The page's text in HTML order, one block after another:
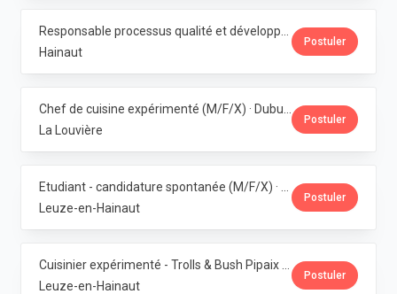
Hainaut
Postuler
La Louvière
Postuler
Leuze-en-Hainaut
Postuler
Leuze-en-Hainaut
Postuler